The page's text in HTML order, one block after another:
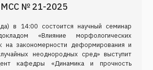
№ 21-2025
в 14:00 состоится научный семинар
«Влияние морфологических
на закономерности деформирования и
неоднородных сред» выступит
кафедры «Динамика и прочность